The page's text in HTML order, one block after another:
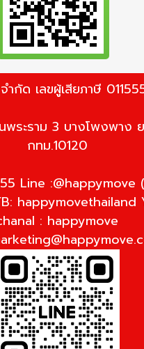
กัด เลขผู้เสียภาษี
ระราม 3 บางโพงพาง ย
กทม.10120
Line :@happymove
happymovethailand
: happymove